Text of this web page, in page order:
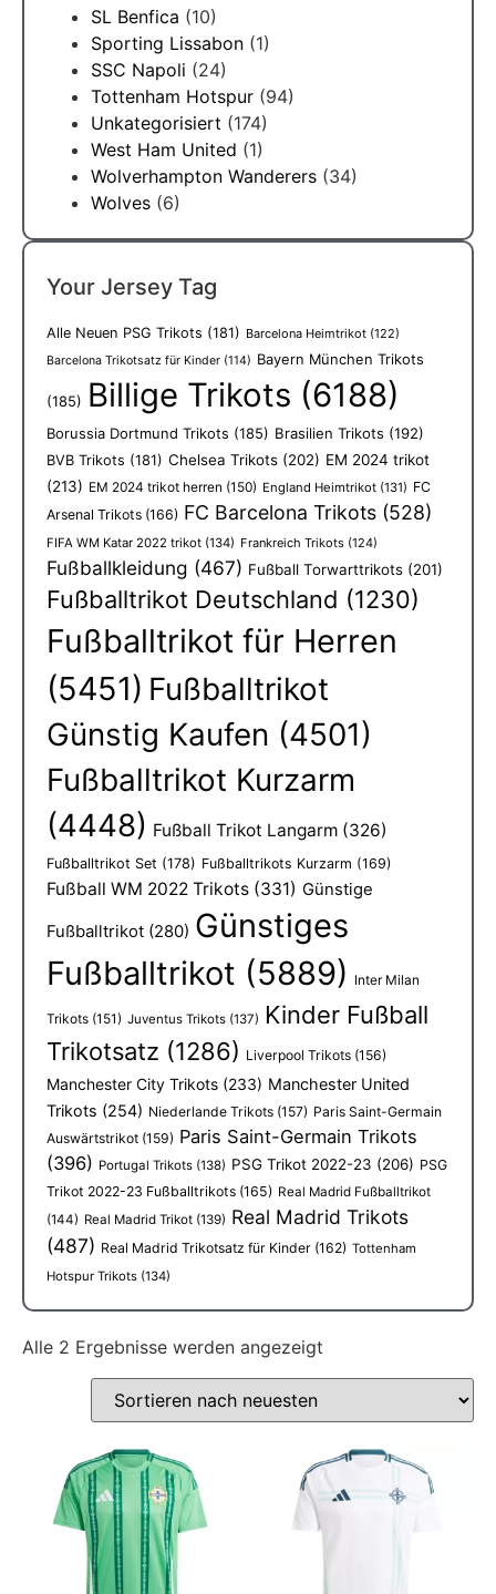
SL Benfica (10)
Sporting Lissabon (1)
SSC Napoli (24)
Tottenham Hotspur (94)
Unkategorisiert (174)
West Ham United (1)
Wolverhampton Wanderers (34)
Wolves (6)
Your Jersey Tag
Alle Neuen PSG Trikots (181) Barcelona Heimtrikot (122)
Barcelona Trikotsatz für Kinder (114) Bayern München Trikots
(185) Billige Trikots (6188)
Borussia Dortmund Trikots (185) Brasilien Trikots (192)
BVB Trikots (181) Chelsea Trikots (202) EM 2024 trikot
(213) EM 2024 trikot herren (150) England Heimtrikot (131) FC
Arsenal Trikots (166) FC Barcelona Trikots (528)
FIFA WM Katar 2022 trikot (134) Frankreich Trikots (124)
Fußballkleidung (467) Fußball Torwarttrikots (201)
Fußballtrikot Deutschland (1230)
Fußballtrikot für Herren
(5451) Fußballtrikot
Günstig Kaufen (4501)
Fußballtrikot Kurzarm
(4448) Fußball Trikot Langarm (326)
Fußballtrikot Set (178) Fußballtrikots Kurzarm (169)
Fußball WM 2022 Trikots (331) Günstige
Fußballtrikot (280) Günstiges
Fußballtrikot (5889) Inter Milan
Trikots (151) Juventus Trikots (137) Kinder Fußball
Trikotsatz (1286) Liverpool Trikots (156)
Manchester City Trikots (233) Manchester United
Trikots (254) Niederlande Trikots (157) Paris Saint-Germain
Auswärtstrikot (159) Paris Saint-Germain Trikots
(396) Portugal Trikots (138) PSG Trikot 2022-23 (206) PSG
Trikot 2022-23 Fußballtrikots (165) Real Madrid Fußballtrikot
(144) Real Madrid Trikot (139) Real Madrid Trikots
(487) Real Madrid Trikotsatz für Kinder (162) Tottenham
Hotspur Trikots (134)
Alle 2 Ergebnisse werden angezeigt